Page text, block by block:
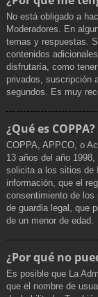
No está obligado a
Moderadores. En
temas y respuestas.
contenidos
disfrutaría, como
privados, suscripción
segundos. Es muy
¿Qué es COPPA?
COPPA, APPCO, o
13 años del año
solicita a los sitios de
información, que el
consentimiento de los
de guardia legal, que
de un menor de edad.
¿Por qué no
Es posible que La
que el nombre de